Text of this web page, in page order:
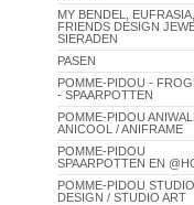
MY BENDEL, EUFRASIA,
FRIENDS DESIGN
SIERADEN
PASEN
POMME-PIDOU -
- SPAARPOTTEN
POMME-PIDOU
ANICOOL / ANIFRAME
POMME-PIDOU
SPAARPOTTEN EN
POMME-PIDOU STUDIO
DESIGN / STUDIO ART